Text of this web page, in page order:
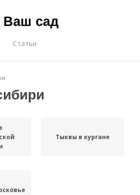
Ваш сад
Статьи
Тыквы в кургане